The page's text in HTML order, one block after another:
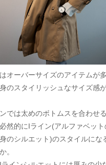
オーバーサイズのアイテムが
のスタイリッシュなサイズ感
では太めのボトムスを合わせ
然的にIライン(アルファベッ
のシルエット)のスタイルにな
。